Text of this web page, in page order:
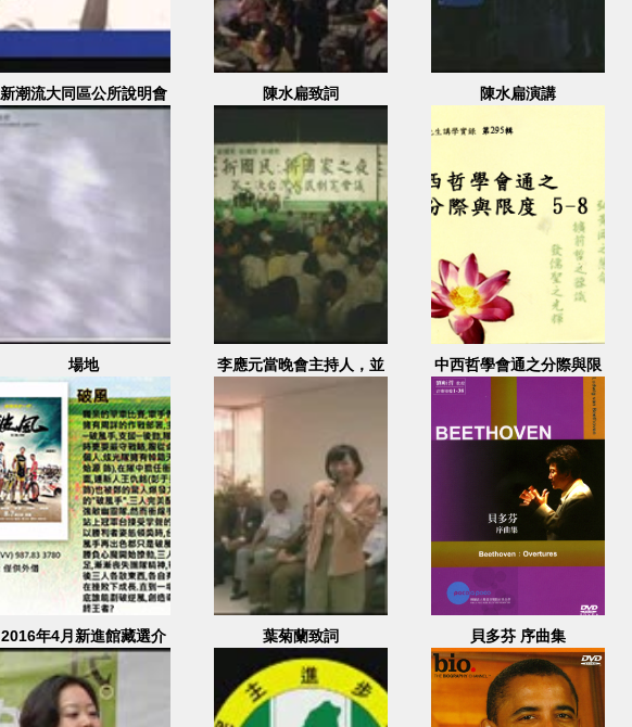
新潮流大同區公所說明會 陳水扁致詞 陳水扁演講
場地
李應元當晚會主持人，並
中西哲學會通之分際與限
2016年4月新進館藏選介 葉菊蘭致詞 貝多芬 序曲集